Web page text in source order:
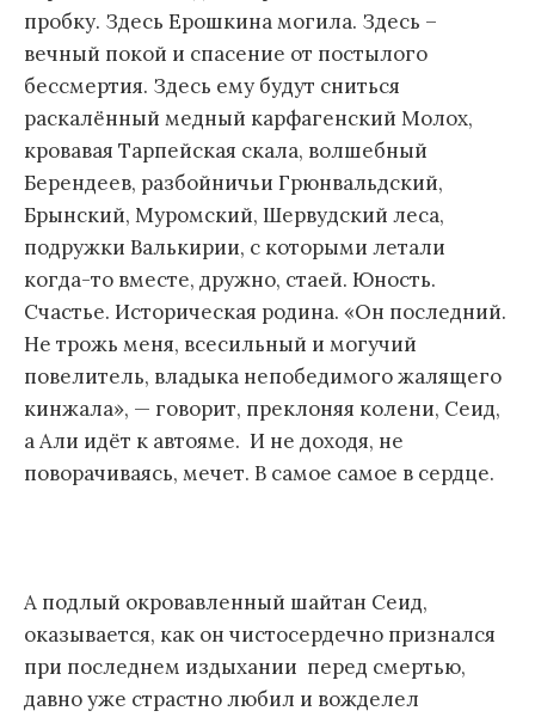
пробку. Здесь Ерошкина могила. Здесь –
вечный покой и спасение от постылого
бессмертия. Здесь ему будут сниться
раскалённый медный карфагенский Молох,
кровавая Тарпейская скала, волшебный
Берендеев, разбойничьи Грюнвальдский,
Брынский, Муромский, Шервудский леса,
подружки Валькирии, с которыми летали
когда-то вместе, дружно, стаей. Юность.
Счастье. Историческая родина. «Он последний.
Не трожь меня, всесильный и могучий
повелитель, владыка непобедимого жалящего
кинжала», — говорит, преклоняя колени, Сеид,
а Али идёт к автояме. И не доходя, не
поворачиваясь, мечет. В самое самое в сердце.
А подлый окровавленный шайтан Сеид,
оказывается, как он чистосердечно признался
при последнем издыхании перед смертью,
давно уже страстно любил и вожделел